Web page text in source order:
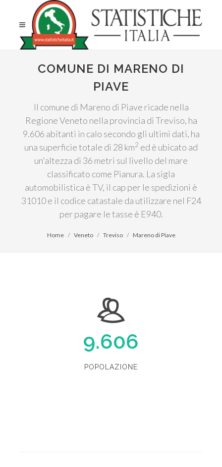
COMUNE DI MARENO DI
PIAVE
Il comune di Mareno di Piave ricade nella
Regione Veneto nella provincia di Treviso, ha
9.606 abitanti in calo secondo gli ultimi dati, ha
una superficie totale di 28 km2 ed è ubicato ad
un'altezza di 36 metri sul livello del mare
classificato come Pianura. La sigla
automobilistica è TV, il cap per le spedizioni è
31010 e il codice catastale da utilizzare nel F24
per pagare le tasse è E940.
Home Veneto Treviso Mareno di Piave
9.606
POPOLAZIONE